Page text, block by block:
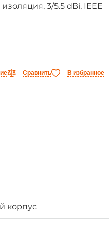
3/5.5 dBi, IEEE
Сравнить В избранное
корпус